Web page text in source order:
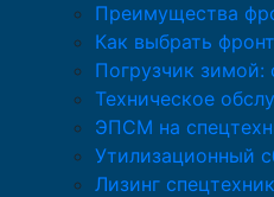
Преимущества
Как выбрать
Погрузчик зимой:
Техническое
ЭПСМ на
Утилизационный
Лизинг